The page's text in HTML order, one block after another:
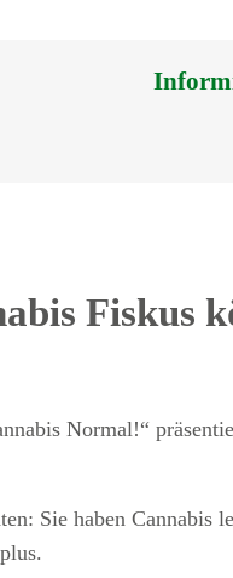
Fiskus
Normal!“
Sie haben Cannabis